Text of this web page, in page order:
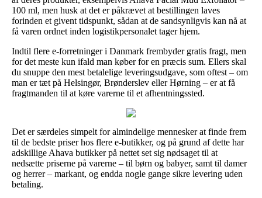
100 ml, men husk at det er påkrævet at bestillingen laves
forinden et givent tidspunkt, sådan at de sandsynligvis kan nå at
få varen ordnet inden logistikpersonalet tager hjem.
Indtil flere e-forretninger i Danmark frembyder gratis fragt, men
for det meste kun ifald man køber for en præcis sum. Ellers skal
du snuppe den mest betalelige leveringsudgave, som oftest – om
man er tæt på Helsingør, Brønderslev eller Hørning – er at få
fragtmanden til at køre varerne til et afhentningssted.
Det er særdeles simpelt for almindelige mennesker at finde frem
til de bedste priser hos flere e-butikker, og på grund af dette har
adskillige Ahava butikker på nettet set sig nødsaget til at
nedsætte priserne på varerne – til børn og babyer, samt til damer
og herrer – markant, og endda nogle gange sikre levering uden
betaling.